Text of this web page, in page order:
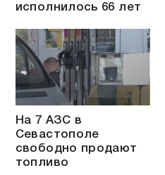
исполнилось 66 лет
На 7 АЗС в
Севастополе
свободно продают
топливо